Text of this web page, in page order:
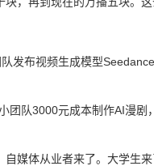
发布视频生成模型
团队3000元成本制作AI漫
媒体从业者来了。大学生